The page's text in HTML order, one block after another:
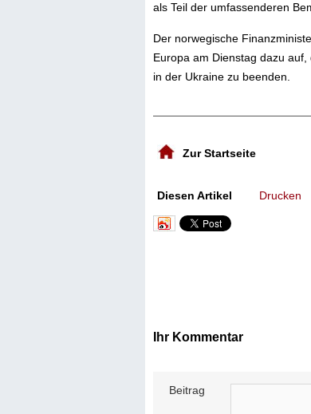
als Teil der umfassenderen
Der norwegische
Europa am Dienstag dazu
in der Ukraine zu beenden.
Zur Startseite
Diesen Artikel Drucken
Ihr Kommentar
Beitrag